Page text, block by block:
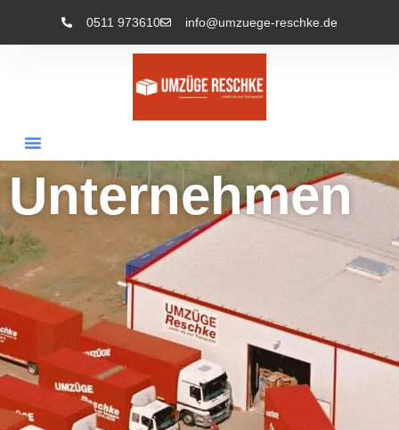
0511 973610 info@umzuege-reschke.de
Unternehmen